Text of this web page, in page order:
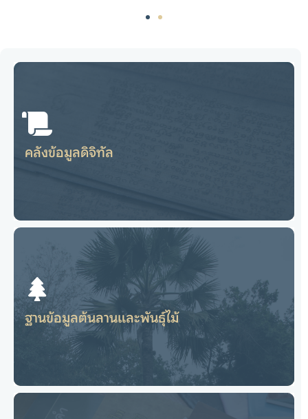
คลังข้อมูลดิจิทัล
DIGITAL REPOSITORY
คลังข้อมูลดิจิทัล
ไปยังเว็บไซต์
ฐานข้อมูลต้นลานและพันธุ์ไม้